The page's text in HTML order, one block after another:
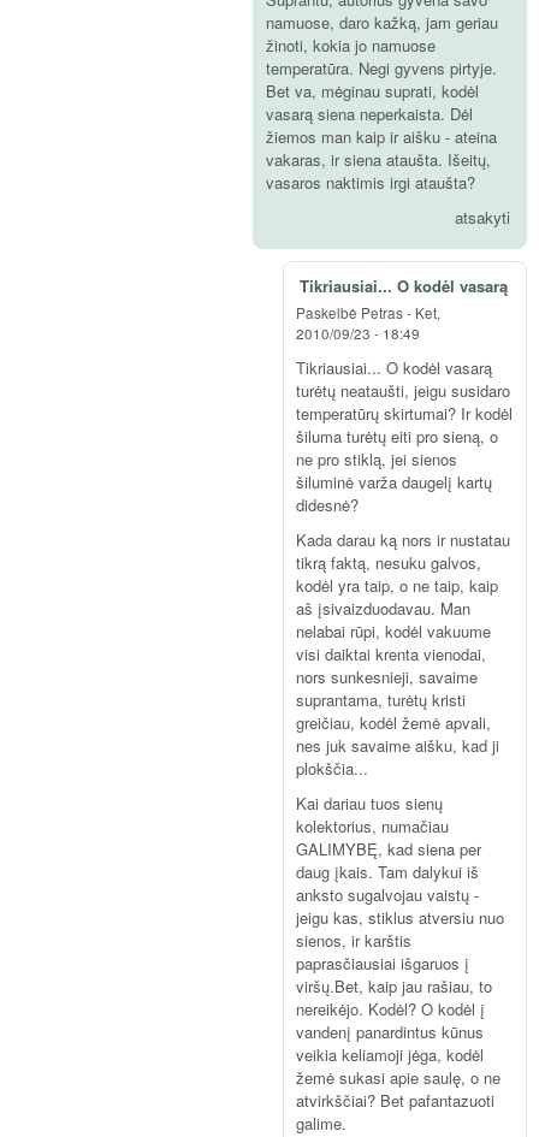
namuose, daro kažką, jam geriau
žinoti, kokia jo namuose
temperatūra. Negi gyvens pirtyje.
Bet va, mėginau suprati, kodėl
vasarą siena neperkaista. Dėl
žiemos man kaip ir aišku - ateina
vakaras, ir siena ataušta. Išeitų,
vasaros naktimis irgi ataušta?
atsakyti
Tikriausiai... O kodėl vasarą
Paskelbė Petras- Ket,
2010/09/23 - 18:49
Tikriausiai... O kodėl vasarą
turėtų neataušti, jeigu susidaro
temperatūrų skirtumai? Ir kodėl
šiluma turėtų eiti pro sieną, o
ne pro stiklą, jei sienos
šiluminė varža daugelį kartų
didesnė?
Kada darau ką nors ir nustatau
tikrą faktą, nesuku galvos,
kodėl yra taip, o ne taip, kaip
aš įsivaizduodavau. Man
nelabai rūpi, kodėl vakuume
visi daiktai krenta vienodai,
nors sunkesnieji, savaime
suprantama, turėtų kristi
greičiau, kodėl žemė apvali,
nes juk savaime aišku, kad ji
plokščia...
Kai dariau tuos sienų
kolektorius, numačiau
GALIMYBĘ, kad siena per
daug įkais. Tam dalykui iš
anksto sugalvojau vaistų -
jeigu kas, stiklus atversiu nuo
sienos, ir karštis
paprasčiausiai išgaruos į
viršų.Bet, kaip jau rašiau, to
nereikėjo. Kodėl? O kodėl į
vandenį panardintus kūnus
veikia keliamoji jėga, kodėl
žemė sukasi apie saulę, o ne
atvirkščiai? Bet pafantazuoti
galime.